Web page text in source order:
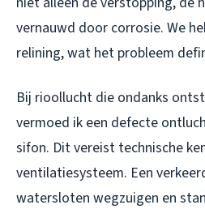
vernauwd door corrosie. We
relining, wat het probleem
Bij rioollucht die ondanks
vermoed ik een defecte
sifon. Dit vereist technische
ventilatiesysteem. Een
watersloten wegzuigen en